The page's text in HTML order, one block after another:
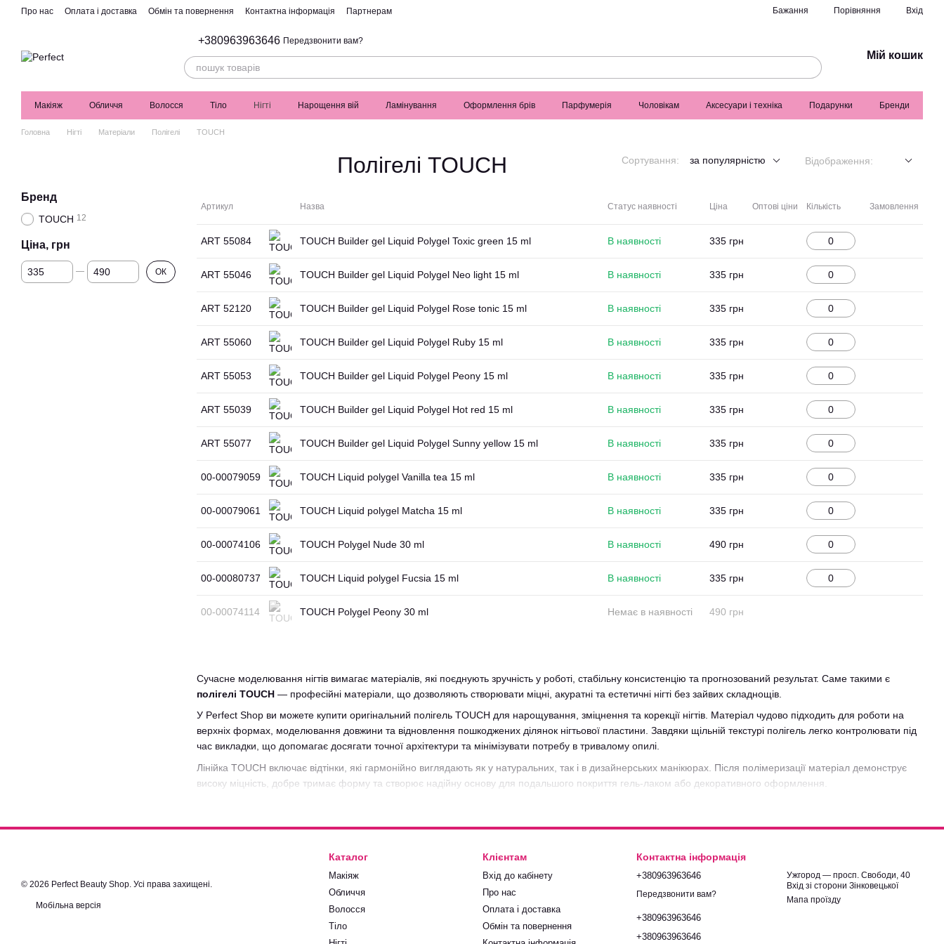
Перейти до основного контенту
Про нас Оплата і доставка Обмін та повернення Контактна інформація Партнерам Бажання Порівняння Вхід
+380963963646 Передзвонити вам?
Мій кошик
Макіяж Обличчя Волосся Тіло Нігті Нарощення вій Ламінування Оформлення брів Парфумерія Чоловікам Аксесуари і техніка Подарунки Бренди
Головна Нігті Матеріали Полігелі TOUCH
Полігелі TOUCH Сортування: за популярністю Відображення:
Сучасне моделювання нігтів вимагає матеріалів, які поєднують зручність у роботі, стабільну консистенцію та прогнозований результат. Саме такими є
полігелі TOUCH — професійні матеріали, що дозволяють створювати міцні, акуратні та естетичні нігті без зайвих складнощів.
У Perfect Shop ви можете купити оригінальний полігель TOUCH для нарощування, зміцнення та корекції нігтів. Матеріал чудово підходить для роботи на
верхніх формах, моделювання довжини та відновлення пошкоджених ділянок нігтьової пластини. Завдяки щільній текстурі полігель легко контролювати під
час викладки, що допомагає досягати точної архітектури та мінімізувати потребу в тривалому опилі.
Лінійка TOUCH включає відтінки, які гармонійно виглядають як у натуральних, так і в дизайнерських манікюрах. Після полімеризації матеріал демонструє
високу міцність, добре тримає форму та створює надійну основу для подальшого покриття гель-лаком або декоративного оформлення.
Артикул Назва Статус наявності Ціна Оптові ціни Кількість Замовлення
ART 55084 TOUCH Builder gel Liquid Polygel Toxic green 15 ml В наявності 335 грн
ART 55046 TOUCH Builder gel Liquid Polygel Neo light 15 ml В наявності 335 грн
ART 52120 TOUCH Builder gel Liquid Polygel Rose tonic 15 ml В наявності 335 грн
ART 55060 TOUCH Builder gel Liquid Polygel Ruby 15 ml В наявності 335 грн
ART 55053 TOUCH Builder gel Liquid Polygel Peony 15 ml В наявності 335 грн
ART 55039 TOUCH Builder gel Liquid Polygel Hot red 15 ml В наявності 335 грн
ART 55077 TOUCH Builder gel Liquid Polygel Sunny yellow 15 ml В наявності 335 грн
00-00079059 TOUCH Liquid polygel Vanilla tea 15 ml В наявності 335 грн
00-00079061 TOUCH Liquid polygel Matcha 15 ml В наявності 335 грн
00-00074106 TOUCH Polygel Nude 30 ml В наявності 490 грн
00-00080737 TOUCH Liquid polygel Fucsia 15 ml В наявності 335 грн
00-00074114 TOUCH Polygel Peony 30 ml Немає в наявності 490 грн
Бренд
TOUCH 12
Ціна, грн
Від Ціна, грн
До Ціна, грн ОК
© 2026 Perfect Beauty Shop. Усі права захищені.
Мобільна версія
Каталог
Макіяж
Обличчя
Волосся
Тіло
Клієнтам
Вхід до кабінету
Про нас
Оплата і доставка
Обмін та повернення
Контактна інформація
+380963963646
Передзвонити вам?
+380963963646
+380963963646
Ужгород — просп. Свободи, 40
Вхід зі сторони Зінковецької
Мапа проїзду